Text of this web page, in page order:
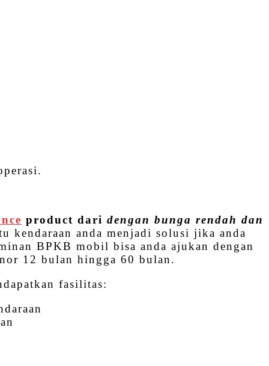
product dari dengan bunga rendah dan
kendaraan anda menjadi solusi jika anda
BPKB mobil bisa anda ajukan dengan
12 bulan hingga 60 bulan.
fasilitas: